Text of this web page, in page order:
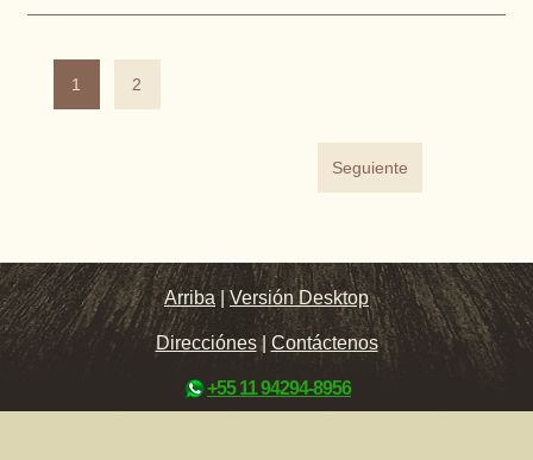
1 2
Seguiente
Arriba |Versión Desktop
Direcciónes| Contáctenos
+55 11 94294-8956